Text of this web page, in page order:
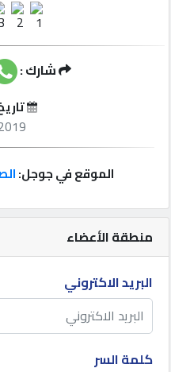
إعلانات
المنتدى
كيو
مزاد
منطقة الأعضاء
البريد الاكتروني
كلمة السر
شارك :
الموقع في جوجل: